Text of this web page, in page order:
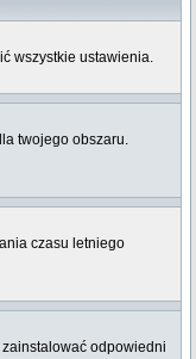
wszystkie ustawienia.
twojego obszaru.
czasu letniego
odpowiedni